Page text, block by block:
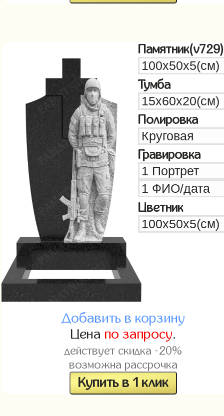
Памятник(v729)
Тумба
Полировка
Гравировка
Цветник
Добавить в корзину
Цена по запросу.
действует скидка -20%
возможна рассрочка
Купить в 1 клик